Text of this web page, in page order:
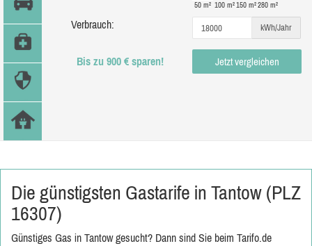
50 m² 100 m²150 m²280 m²
Verbrauch: kWh/Jahr
Bis zu 900 € sparen! Jetzt vergleichen
Die günstigsten Gastarife in Tantow (PLZ
16307)
Günstiges Gas in Tantow gesucht? Dann sind Sie beim Tarifo.de